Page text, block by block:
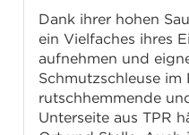
Dank ihrer hohen
ein Vielfaches ihres
aufnehmen und
Schmutzschleuse im
rutschhemmende
Unterseite aus TPR